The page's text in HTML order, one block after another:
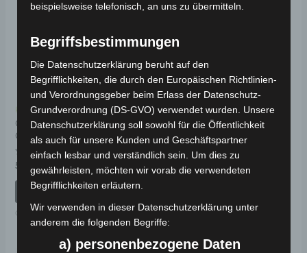
Kostenloser Versand
CARGO VOLT
GANGHEBEL
Bewertet
mit
0
59,00 *
IN DEN WARENKORB
CARGO VOLT
Kostenloser Versand
CARGO VOLT DISPLAY
Bewertet
0
109,00 € *
CARGO VOLT
beispielsweise telefonisch, an uns zu übermitteln.
Begriffsbestimmungen
Die Datenschutzerklärung beruht auf den
Begrifflichkeiten, die durch den Europäischen Richtlinien-
und Verordnungsgeber beim Erlass der Datenschutz-
Grundverordnung (DS-GVO) verwendet wurden. Unsere
Datenschutzerklärung soll sowohl für die Öffentlichkeit
als auch für unsere Kunden und Geschäftspartner
einfach lesbar und verständlich sein. Um dies zu
gewährleisten, möchten wir vorab die verwendeten
Begrifflichkeiten erläutern.
Wir verwenden in dieser Datenschutzerklärung unter
anderem die folgenden Begriffe:
a) personenbezogene Daten